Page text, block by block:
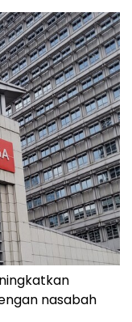
nasabah